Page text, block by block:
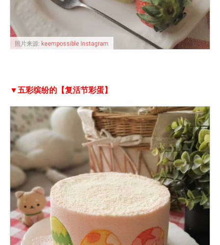
照片来源: keempossible Instagram
▼五彩缤纷的【复活节彩蛋】